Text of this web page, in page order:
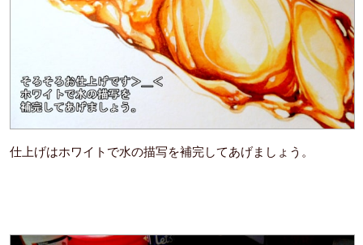
仕上げはホワイトで水の描写を補完してあげましょう。